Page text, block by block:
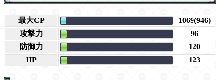
最大CP
1069(946)
攻撃力
96
防御力
120
HP
123